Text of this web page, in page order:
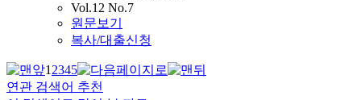
Vol.12 No.7
원문보기
복사/대출신청
12345
연관 검색어 추천